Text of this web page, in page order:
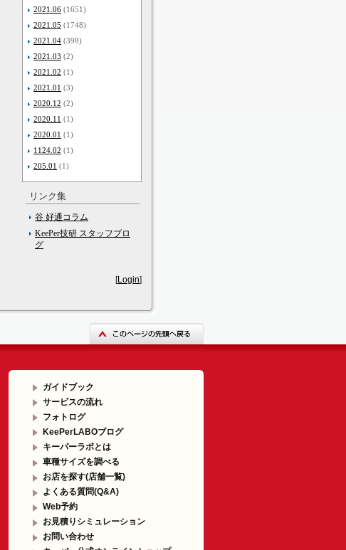
2021.06 (1651)
2021.05 (1748)
2021.04 (398)
2021.03 (2)
2021.02 (1)
2021.01 (3)
2020.12 (2)
2020.11 (1)
2020.01 (1)
1124.02 (1)
205.01 (1)
リンク集
谷 好通コラム
KeePer技研 スタッフブロ
グ
[Login]
ガイドブック
サービスの流れ
フォトログ
KeePerLABOブログ
キーパーラボとは
車種サイズを調べる
お店を探す(店舗一覧)
よくある質問(Q&A)
Web予約
お見積りシミュレーション
お問い合わせ